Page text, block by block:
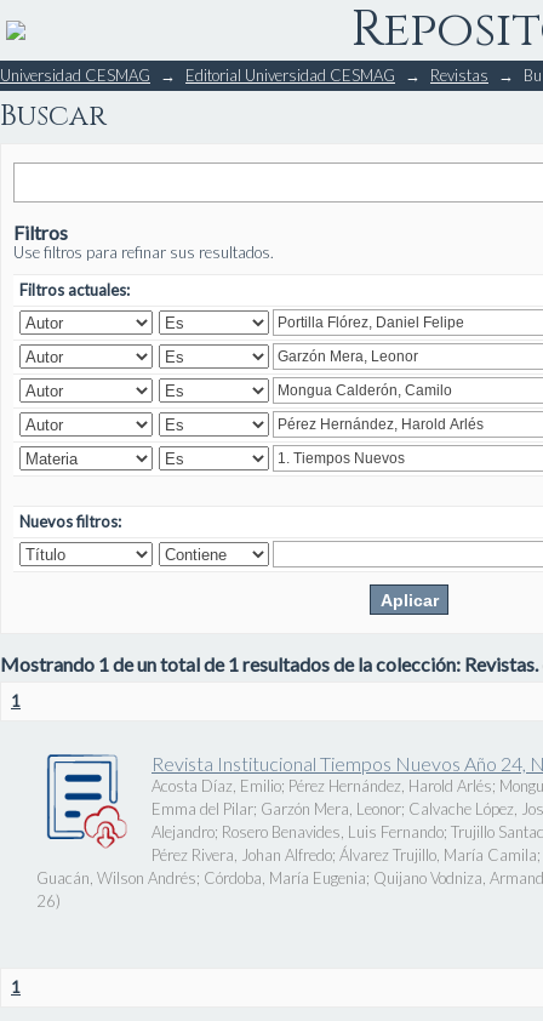
Buscar
Universidad CESMAG → Editorial Universidad CESMAG → Revistas →
Buscar
Filtros
Use filtros para refinar sus resultados.
Filtros actuales:
Nuevos filtros:
Mostrando 1 de un total de 1 resultados de la colección: Revistas.
1
Revista Institucional Tiempos Nuevos Año 24,
Acosta Díaz, Emilio; Pérez Hernández, Harold Arlés;
Emma del Pilar; Garzón Mera, Leonor; Calvache López,
Alejandro; Rosero Benavides, Luis Fernando; Trujillo
Pérez Rivera, Johan Alfredo; Álvarez Trujillo, María Camila;
Guacán, Wilson Andrés; Córdoba, María Eugenia; Quijano Vodniza,
26)
1